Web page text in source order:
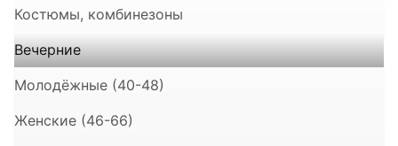
Костюмы, комбинезоны
Вечерние
Молодёжные (40-48)
Женские (46-66)